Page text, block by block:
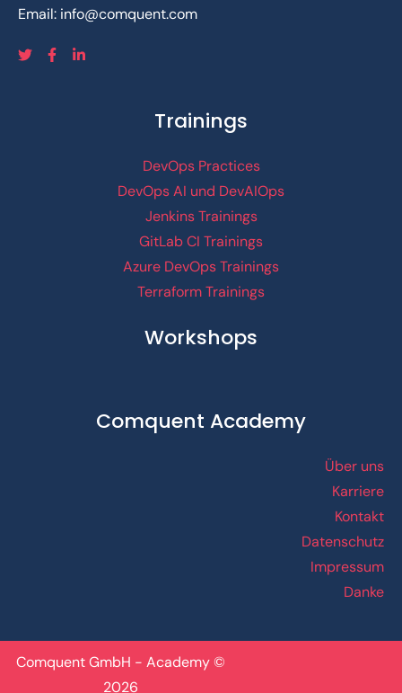
Email: info@comquent.com
Trainings
DevOps Practices
DevOps AI und DevAIOps
Jenkins Trainings
GitLab CI Trainings
Azure DevOps Trainings
Terraform Trainings
Workshops
Comquent Academy
Über uns
Karriere
Kontakt
Datenschutz
Impressum
Danke
Comquent GmbH - Academy ©
2026